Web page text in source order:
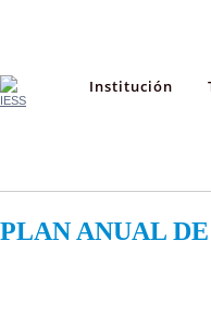
Institución
PLAN ANUAL